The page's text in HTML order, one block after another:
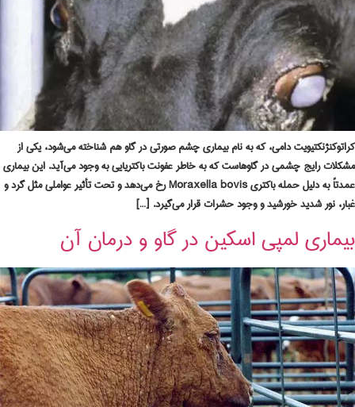
کراتوکنژنکتیویت دامی، که به نام بیماری چشم صورتی در گاو هم شناخته می‌شود، یکی از
مشکلات رایج چشمی در گاوهاست که به خاطر عفونت باکتریایی به وجود می‌آید. این بیماری
عمدتاً به دلیل حمله باکتری Moraxella bovis رخ می‌دهد و تحت تأثیر عواملی مثل گرد و
غبار، نور شدید خورشید و وجود حشرات قرار می‌گیرد. […]
بیماری لمپی اسکین در گاو و درمان آن